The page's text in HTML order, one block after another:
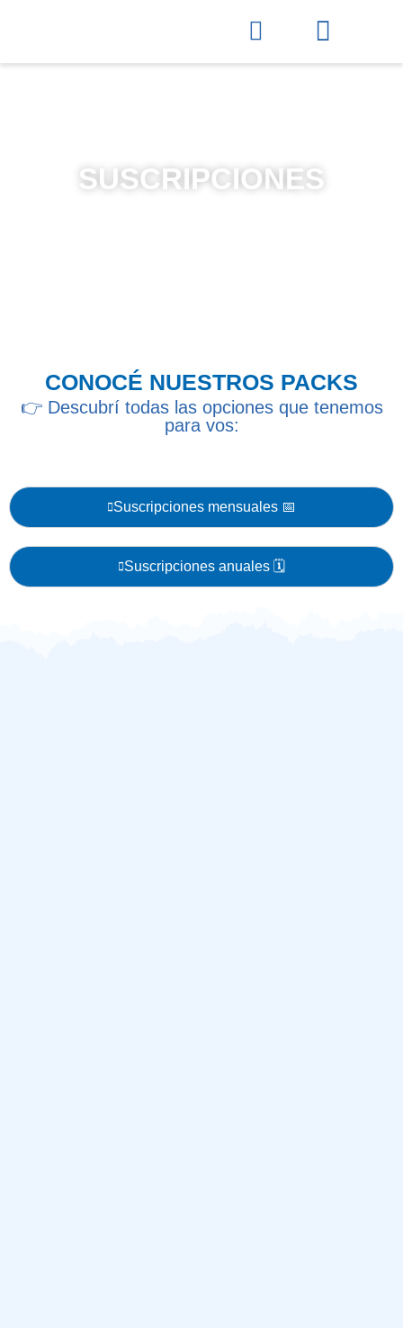
SUSCRIPCIONES
CONOCÉ NUESTROS PACKS
👉 Descubrí todas las opciones que tenemos
para vos:
Suscripciones mensuales 📅
Suscripciones anuales 🗓️​